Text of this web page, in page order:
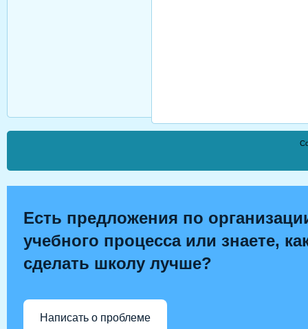
Есть предложения по
учебного процесса или знаете,
сделать школу лучше?
Написать о проблеме